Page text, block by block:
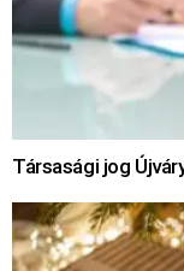
Társasági jog